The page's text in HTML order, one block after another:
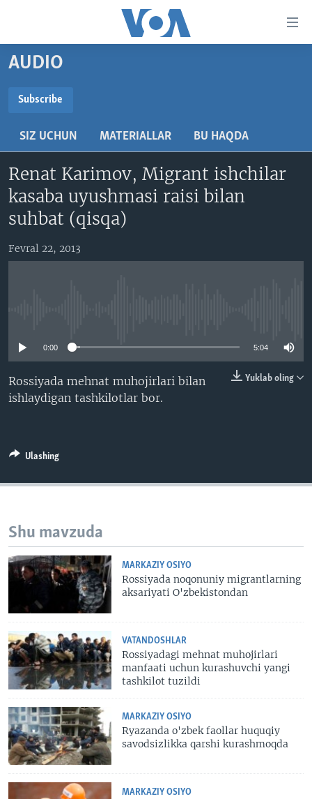
boring
Boshiga
Qidiruvga
AMERIKA
VATANDOSHLAR
MULTIMEDIA
AMERIKA MANZARALARI
XALQARO HAYOT
XABARLAR SURATLARDA
IJTIMOIY TARMOQLAR
FACEBOOK
TELEGRAM
TWITTER
SOUNDCLOUD
INGLIZ TILI DARSLARI
VOA
AUDIO
Subscribe
SIZ UCHUN MATERIALLAR BU HAQDA
Renat Karimov, Migrant ishchilar
kasaba uyushmasi raisi bilan
suhbat (qisqa)
Fevral 22, 2013
0:00 5:04
Yuklab oling
Rossiyada mehnat muhojirlari bilan
ishlaydigan tashkilotlar bor.
Ulashing
Shu mavzuda
MARKAZIY OSIYO
Rossiyada noqonuniy migrantlarning
aksariyati O'zbekistondan
VATANDOSHLAR
Rossiyadagi mehnat muhojirlari
manfaati uchun kurashuvchi yangi
tashkilot tuzildi
MARKAZIY OSIYO
Ryazanda o'zbek faollar huquqiy
savodsizlikka qarshi kurashmoqda
MARKAZIY OSIYO